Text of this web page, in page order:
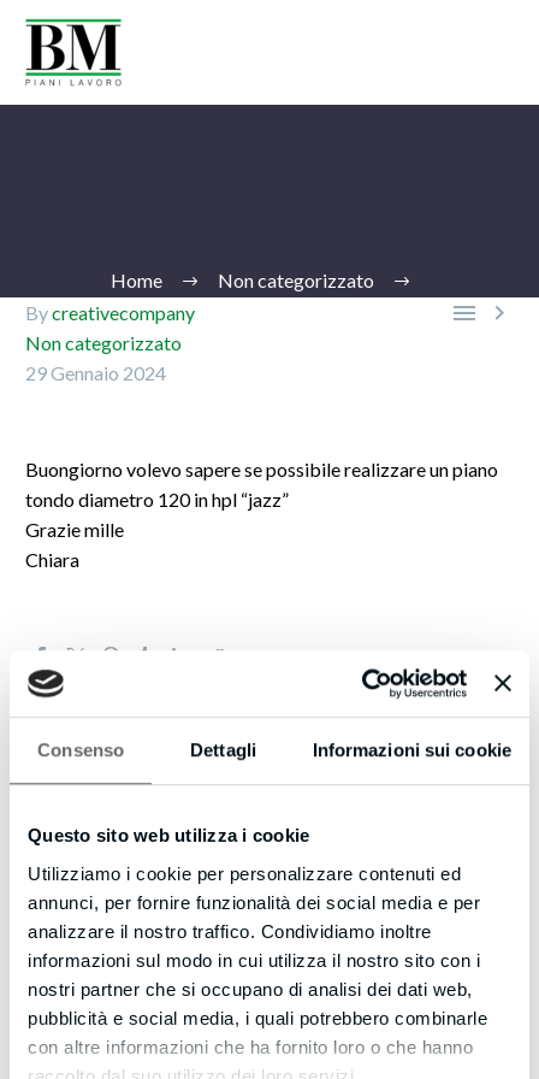
Consenso Dettagli Informazioni sui cookie
Questo sito web utilizza i cookie
Utilizziamo i cookie per personalizzare contenuti ed
annunci, per fornire funzionalità dei social media e per
analizzare il nostro traffico. Condividiamo inoltre
informazioni sul modo in cui utilizza il nostro sito con i
nostri partner che si occupano di analisi dei dati web,
pubblicità e social media, i quali potrebbero combinarle
con altre informazioni che ha fornito loro o che hanno
Ita
Home Non categorizzato
 
Bycreativecompany
Non categorizzato
29 Gennaio 2024
Buongiorno volevo sapere se possibile realizzare un piano
tondo diametro 120 in hpl “jazz”
Grazie mille
Chiara
creativecompany/ ABOUT AUTHOR
More posts by creativecompany